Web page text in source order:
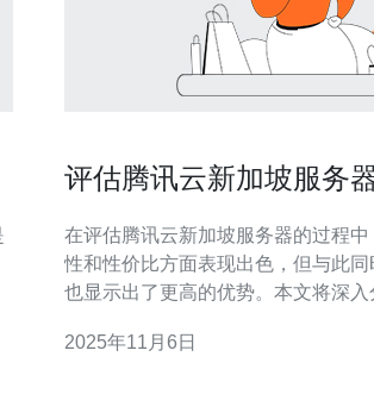
评估腾讯云新加坡服务
在评估腾讯云新加坡服务器的过程
性和性价比方面表现出色，但与此
也显示出了更高的优势。本文将深
器的可靠性 腾讯云的新加坡服务器在
2025年11月6日